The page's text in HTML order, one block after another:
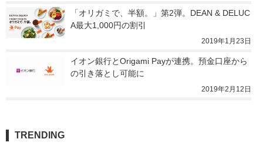
「オリガミで、半額。」第2弾。DEAN & DELUC
A最大1,000円の割引
2019年1月23日
イオン銀行とOrigami Payが連携。預金口座から
の引き落とし可能に
2019年2月12日
TRENDING